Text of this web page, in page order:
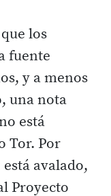
los
fuente
y a menos
una nota
está
Tor. Por
avalado,
Proyecto